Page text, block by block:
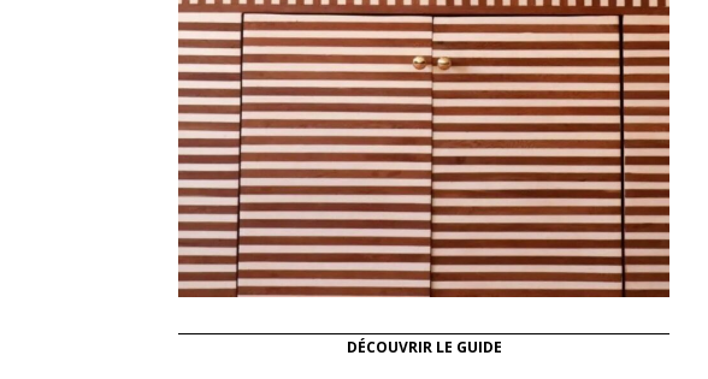
DÉCOUVRIR LE GUIDE